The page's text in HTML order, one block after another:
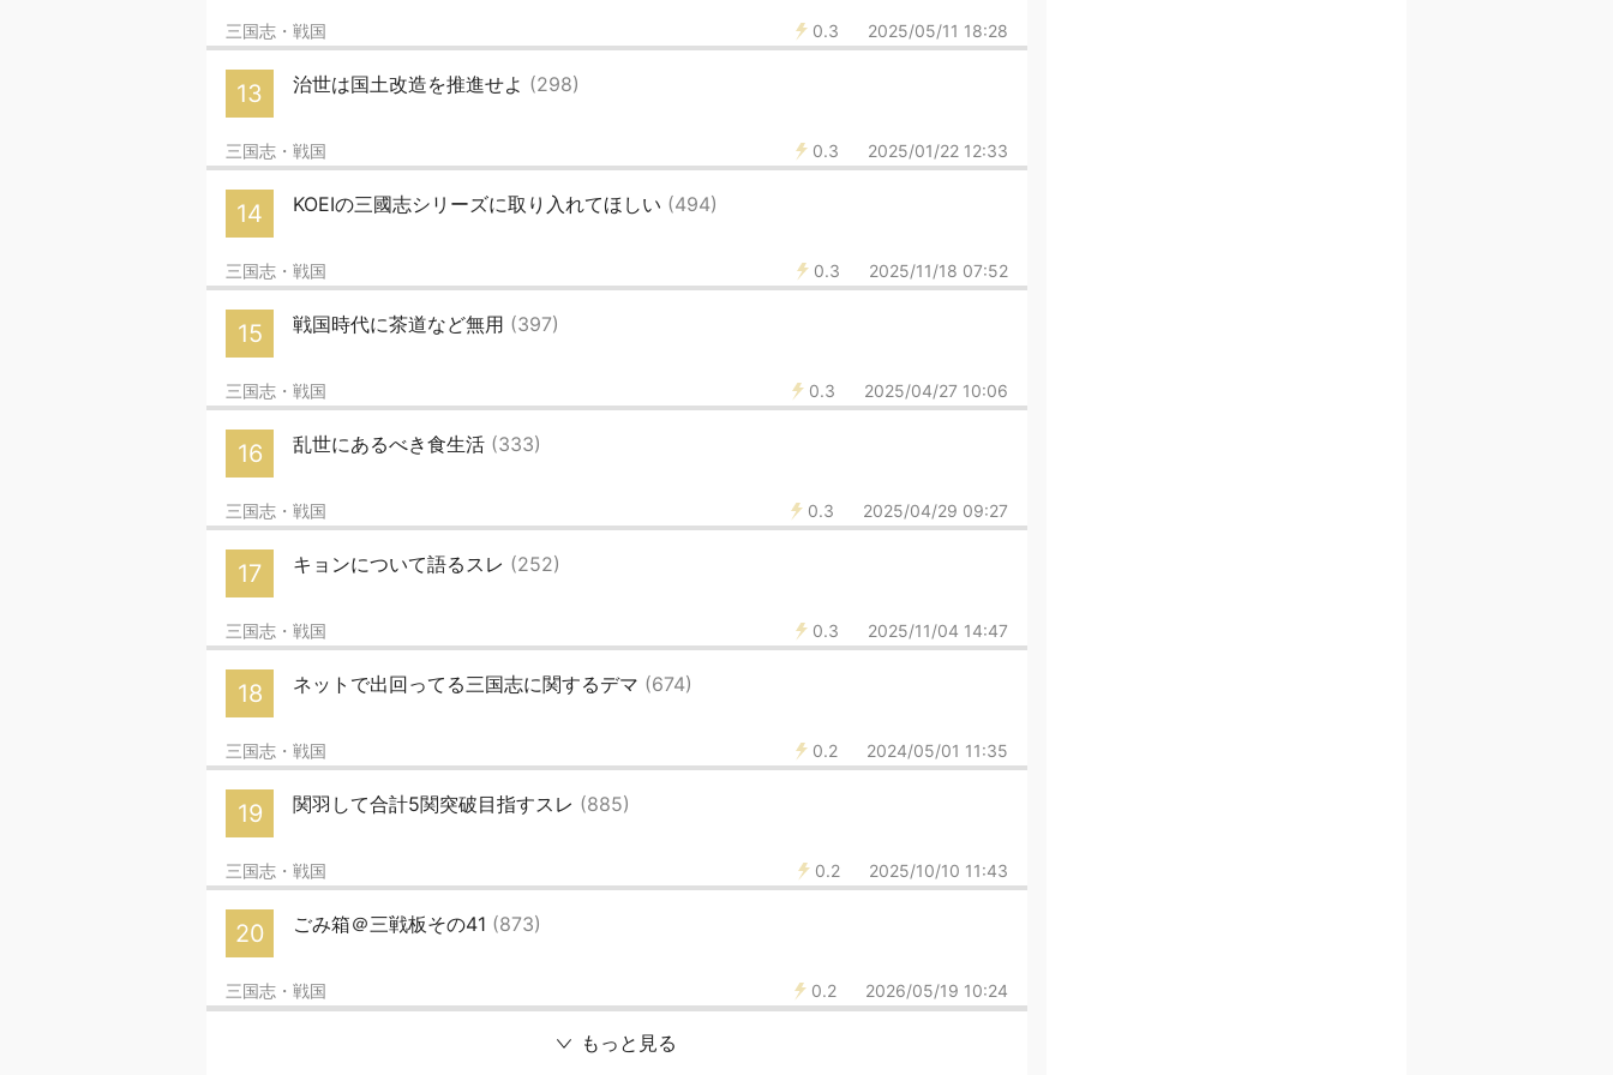
0.3 2025/05/11 18:28
三国志・戦国
13 治世は国土改造を推進せよ (298)
0.3 2025/01/22 12:33
三国志・戦国
14 KOEIの三國志シリーズに取り入れてほしい (494)
0.3 2025/11/18 07:52
三国志・戦国
15 戦国時代に茶道など無用 (397)
0.3 2025/04/27 10:06
三国志・戦国
16 乱世にあるべき食生活 (333)
0.3 2025/04/29 09:27
三国志・戦国
17 キョンについて語るスレ (252)
0.3 2025/11/04 14:47
三国志・戦国
18 ネットで出回ってる三国志に関するデマ (674)
0.2 2024/05/01 11:35
三国志・戦国
19 関羽して合計5関突破目指すスレ (885)
0.2 2025/10/10 11:43
三国志・戦国
20 ごみ箱＠三戦板その41 (873)
0.2 2026/05/19 10:24
三国志・戦国
もっと見る